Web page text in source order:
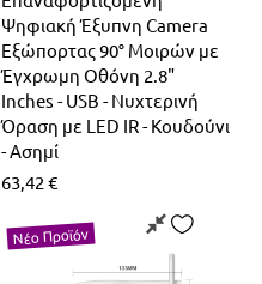
Ψηφιακή Έξυπνη Camera
Εξώπορτας 90° Μοιρών με
Έγχρωμη Οθόνη 2.8"
Inches - USB - Νυχτερινή
Όραση με LED IR - Κουδούνι
- Ασημί
63,42 €
Νέο Προϊόν